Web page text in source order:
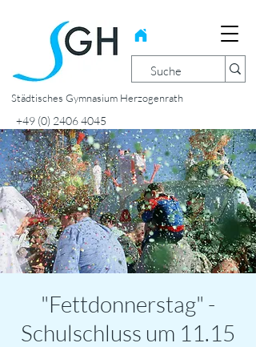
Städtisches Gymnasium Herzogenrath
+49 (0) 2406 4045
"Fettdonnerstag" -
Schulschluss um 11.15